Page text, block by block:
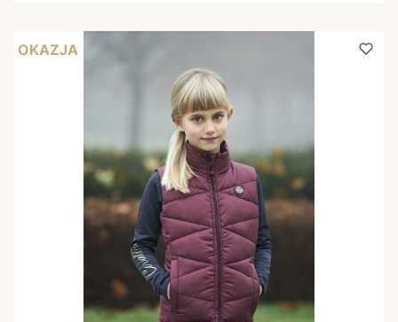
OKAZJA